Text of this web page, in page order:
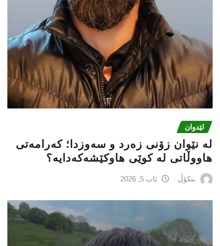
لێدوان
لە نێوان زۆنی زەرد و سەوزدا؛ کەرامەتی
هاووڵاتی لە کوێی هاوکێشەکەدایە؟
بنکۆڵ ئاب 5, 2026